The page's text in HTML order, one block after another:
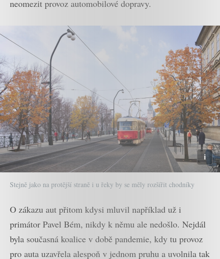
neomezit provoz automobilové dopravy.
Stejně jako na protější straně i u řeky by se měly rozšířit chodníky
O zákazu aut přitom kdysi mluvil například už i
primátor Pavel Bém, nikdy k němu ale nedošlo. Nejdál
byla současná koalice v době pandemie, kdy tu provoz
pro auta uzavřela alespoň v jednom pruhu a uvolnila tak